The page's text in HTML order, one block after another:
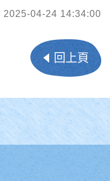
2025-04-24 14:34:00
回上頁